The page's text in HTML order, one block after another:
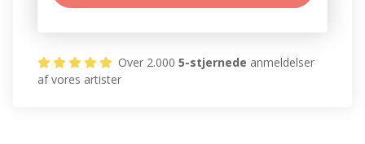
Over 2.0005-stjernede anmeldelser
af vores artister